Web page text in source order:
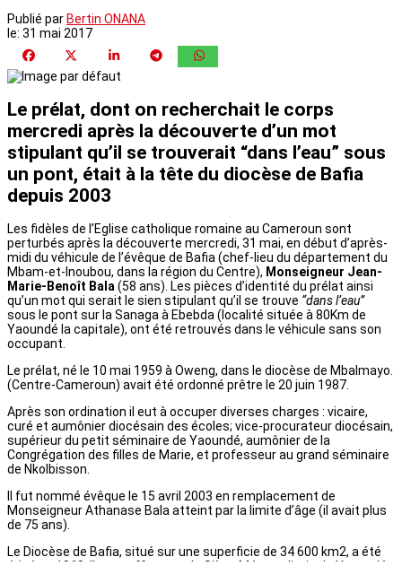
Publié parBertin ONANA
le: 31 mai 2017
Le prélat, dont on recherchait le corps
mercredi après la découverte d’un mot
stipulant qu’il se trouverait “dans l’eau” sous
un pont, était à la tête du diocèse de Bafia
depuis 2003
Les fidèles de l’Eglise catholique romaine au Cameroun sont
perturbés après la découverte mercredi, 31 mai, en début d’après-
midi du véhicule de l’évêque de Bafia (chef-lieu du département du
Mbam-et-Inoubou, dans la région du Centre), Monseigneur Jean-
Marie-Benoît Bala(58 ans). Les pièces d’identité du prélat ainsi
qu’un mot qui serait le sien stipulant qu’il se trouve “dans l’eau”
sous le pont sur la Sanaga à Ebebda (localité située à 80Km de
Yaoundé la capitale), ont été retrouvés dans le véhicule sans son
occupant.
Le prélat, né le 10 mai 1959 à Oweng, dans le diocèse de Mbalmayo.
(Centre-Cameroun) avait été ordonné prêtre le 20 juin 1987.
Après son ordination il eut à occuper diverses charges : vicaire,
curé et aumônier diocésain des écoles; vice-procurateur diocésain,
supérieur du petit séminaire de Yaoundé, aumônier de la
Congrégation des filles de Marie, et professeur au grand séminaire
de Nkolbisson.
Il fut nommé évêque le 15 avril 2003 en remplacement de
Monseigneur Athanase Bala atteint par la limite d’âge (il avait plus
de 75 ans).
Le Diocèse de Bafia, situé sur une superficie de 34 600 km2, a été
érigé en 1968. Il est suffragant du Siège Métropolitain de Yaoundé.